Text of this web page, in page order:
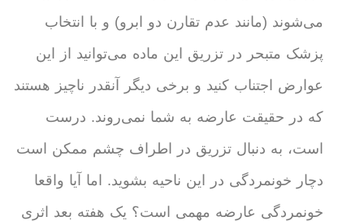
می‌شوند (مانند عدم تقارن دو ابرو) و با انتخاب
پزشک متبحر در تزریق این ماده می‌توانید از این
عوارض اجتناب کنید و برخی دیگر آنقدر ناچیز هستند
که در حقیقت عارضه به شما نمی‌روند. درست
است، به دنبال تزریق در اطراف چشم ممکن است
دچار خونمردگی در این ناحیه بشوید. اما آیا واقعا
خونمردگی عارضه مهمی است؟ یک هفته بعد اثری